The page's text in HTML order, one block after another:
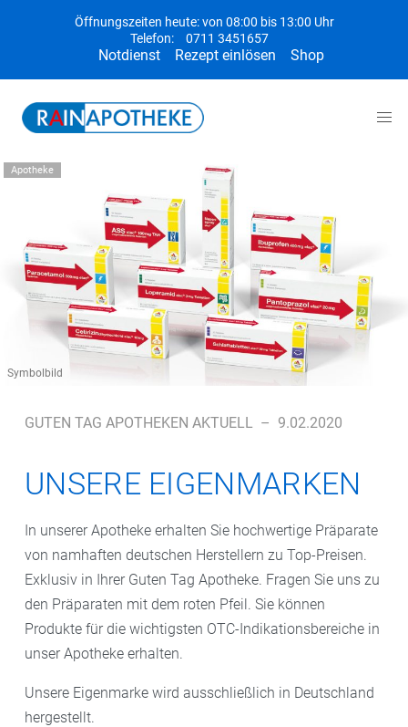
Öffnungszeiten heute: von 08:00 bis 13:00 Uhr
Telefon:
0711 3451657
Notdienst Rezept einlösen Shop
Apotheke
Symbolbild
GUTEN TAG APOTHEKEN AKTUELL – 9.02.2020
UNSERE EIGENMARKEN
In unserer Apotheke erhalten Sie hochwertige Präparate
von namhaften deutschen Herstellern zu Top-Preisen.
Exklusiv in Ihrer Guten Tag Apotheke. Fragen Sie uns zu
den Präparaten mit dem roten Pfeil. Sie können
Produkte für die wichtigsten OTC-Indikationsbereiche in
unser Apotheke erhalten.
Unsere Eigenmarke wird ausschließlich in Deutschland
hergestellt.